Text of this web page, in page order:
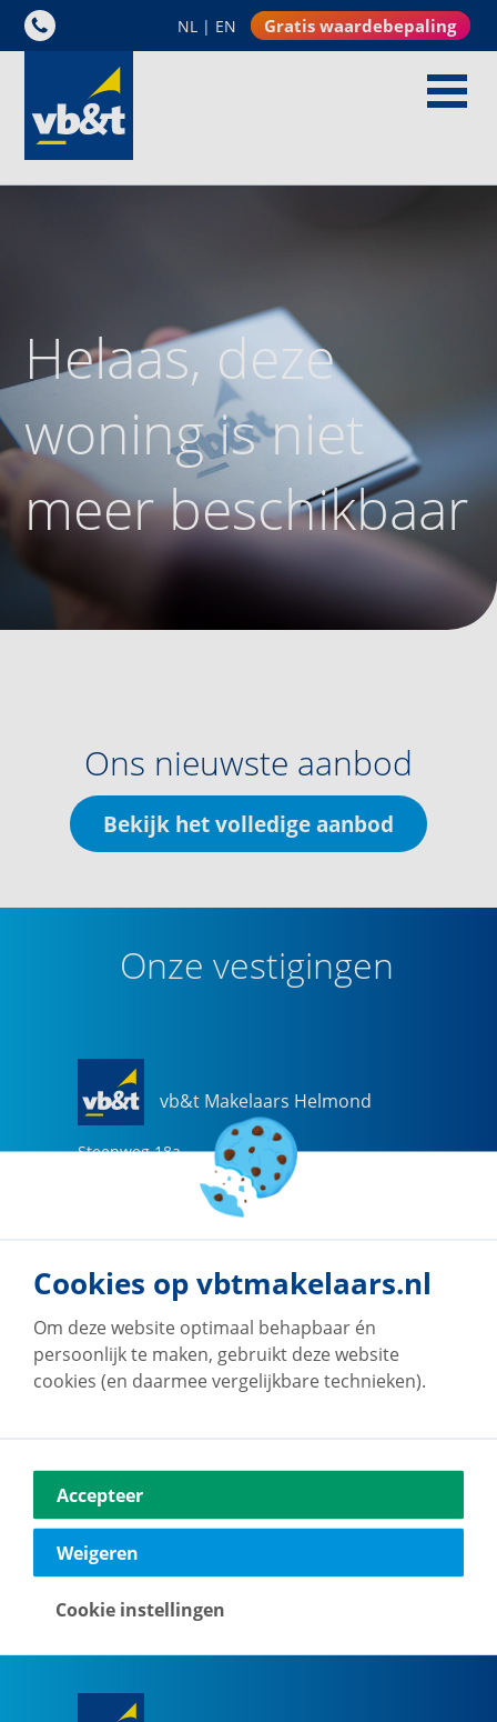
NL | EN Gratis waardebepaling
Helaas, deze
woning is niet
meer beschikbaar
Ons nieuwste aanbod
Bekijk het volledige aanbod
Onze vestigingen
vb&t Makelaars Helmond
Steenweg 18a
helmond@vbtmakelaars.nl
Naar vestiging
Vestdijk 180
5611 CZ Eindhoven
040-2696949
Cookies op vbtmakelaars.nl
Om deze website optimaal behapbaar én
persoonlijk te maken, gebruikt deze website
cookies (en daarmee vergelijkbare technieken).
Accepteer
Weigeren
Cookie instellingen